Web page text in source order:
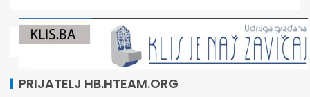
PRIJATELJ HB.HTEAM.ORG